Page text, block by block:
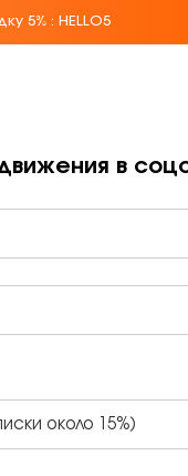
5% : HELLO5
в
около 15%)